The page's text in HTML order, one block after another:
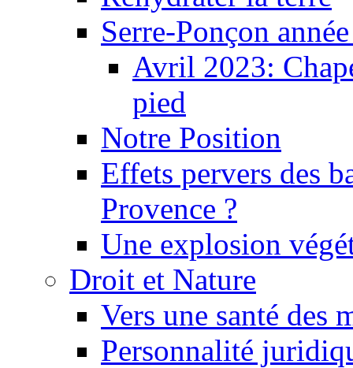
Serre-Ponçon
Avril 2023:
pied
Notre Position
Effets pervers des
Provence ?
Une explosion
Droit et Nature
Vers une santé des
Personnalité